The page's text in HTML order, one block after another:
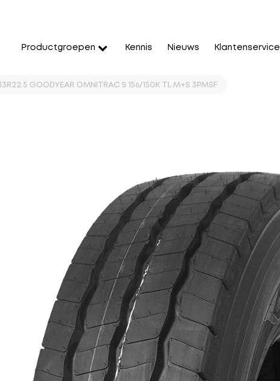
Productgroepen Kennis Nieuws Klantenservice
13R22.5 GOODYEAR OMNITRAC S 156/150K TL M+S 3PMSF